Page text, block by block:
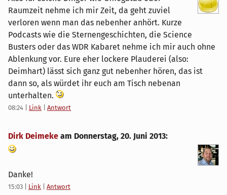
Raumzeit nehme ich mir Zeit, da geht zuviel
verloren wenn man das nebenher anhört. Kurze
Podcasts wie die Sternengeschichten, die Science
Busters oder das WDR Kabaret nehme ich mir auch ohne
Ablenkung vor. Eure eher lockere Plauderei (also:
Deimhart) lässt sich ganz gut nebenher hören, das ist
dann so, als würdet ihr euch am Tisch nebenan
unterhalten.
08:24 Link Antwort
Dirk Deimeke am Donnerstag, 20. Juni 2013:
Danke!
15:03 Link Antwort